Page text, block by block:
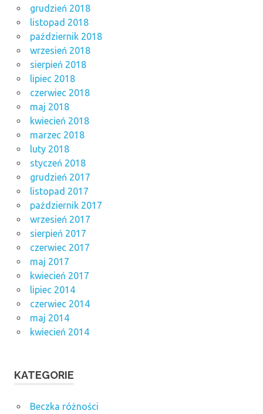
grudzień 2018
listopad 2018
październik 2018
wrzesień 2018
sierpień 2018
lipiec 2018
czerwiec 2018
maj 2018
kwiecień 2018
marzec 2018
luty 2018
styczeń 2018
grudzień 2017
listopad 2017
październik 2017
wrzesień 2017
sierpień 2017
czerwiec 2017
maj 2017
kwiecień 2017
lipiec 2014
czerwiec 2014
maj 2014
kwiecień 2014
KATEGORIE
Beczka różności